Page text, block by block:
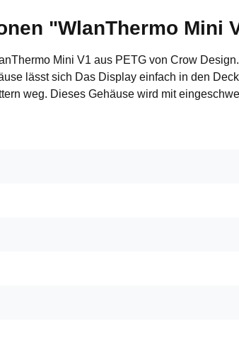
"WlanThermo Mini
Mini V1 aus PETG von Crow
lässt sich Das Display einfach in den
weg. Dieses Gehäuse wird mit